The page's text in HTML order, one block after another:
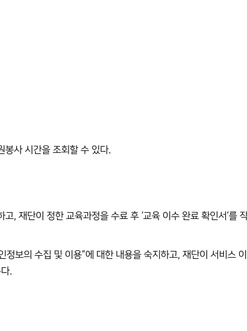
봉사 시간을 조회할 수 있다.
, 재단이 정한 교육과정을 수료 후 ‘교육 이수 완료 확인서’를
정보의 수집 및 이용”에 대한 내용을 숙지하고, 재단이 서비스
.